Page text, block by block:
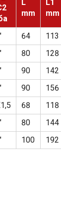
L
mm
L1
mm
64 113
80 128
90 142
90 156
68 118
80 144
100 192